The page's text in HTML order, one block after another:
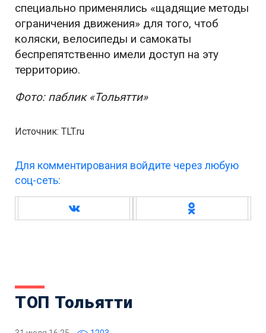
специально применялись «щадящие методы
ограничения движения» для того, чтоб
коляски, велосипеды и самокаты
беспрепятственно имели доступ на эту
территорию.
Фото: паблик «Тольятти»
Источник: TLT.ru
Для комментирования войдите через любую
соц-сеть:
ТОП Тольятти